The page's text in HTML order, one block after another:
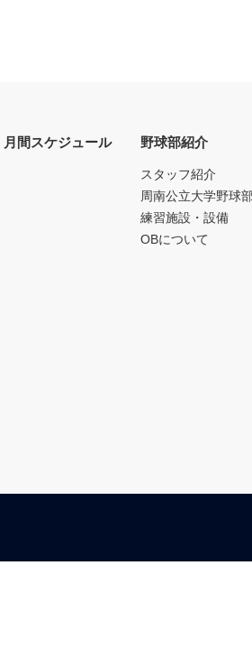
月間スケジュール 野球部紹介
スタッフ紹介
周南公立大学野球
練習施設・設備
OBについて